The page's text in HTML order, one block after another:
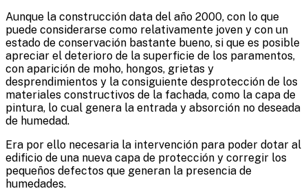
Aunque la construcción data del año 2000, con lo que
puede considerarse como relativamente joven y con un
estado de conservación bastante bueno, si que es posible
apreciar el deterioro de la superficie de los paramentos,
con aparición de moho, hongos, grietas y
desprendimientos y la consiguiente desprotección de los
materiales constructivos de la fachada, como la capa de
pintura, lo cual genera la entrada y absorción no deseada
de humedad.
Era por ello necesaria la intervención para poder dotar al
edificio de una nueva capa de protección y corregir los
pequeños defectos que generan la presencia de
humedades.